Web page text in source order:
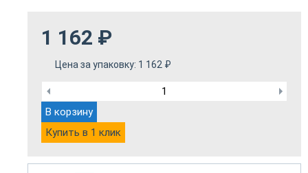
1 162 ₽
Цена за упаковку: 1 162 ₽
В корзину
Купить в 1 клик